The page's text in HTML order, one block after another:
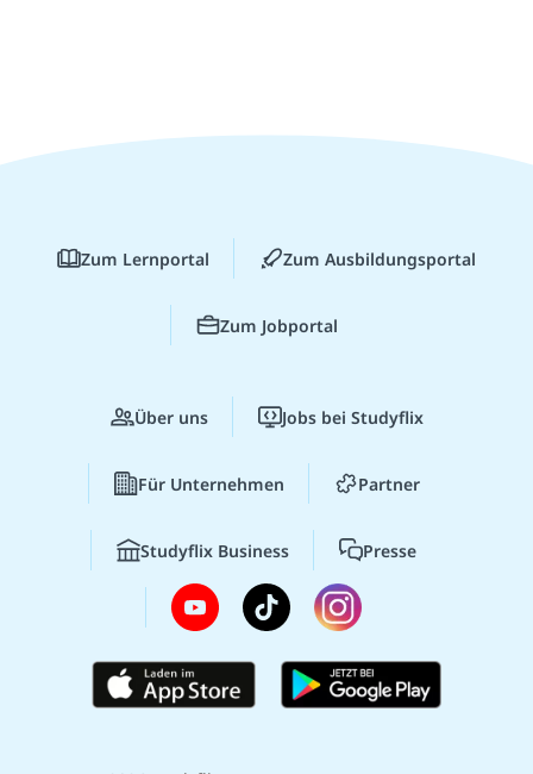
Zum Lernportal Zum Ausbildungsportal
Zum Jobportal
Über uns Jobs bei Studyflix
Für Unternehmen Partner
Studyflix Business Presse